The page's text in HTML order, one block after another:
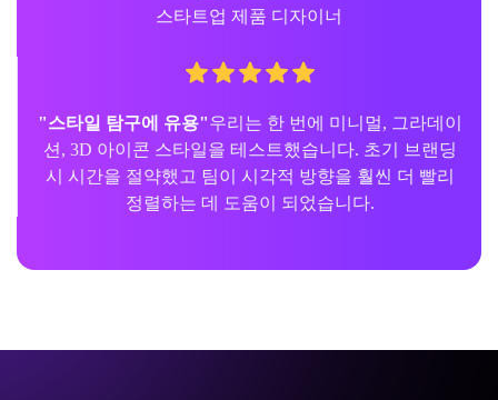
스타트업 제품 디자이너
"스타일 탐구에 유용"우리는 한 번에 미니멀, 그라데이
션, 3D 아이콘 스타일을 테스트했습니다. 초기 브랜딩
시 시간을 절약했고 팀이 시각적 방향을 훨씬 더 빨리
정렬하는 데 도움이 되었습니다.